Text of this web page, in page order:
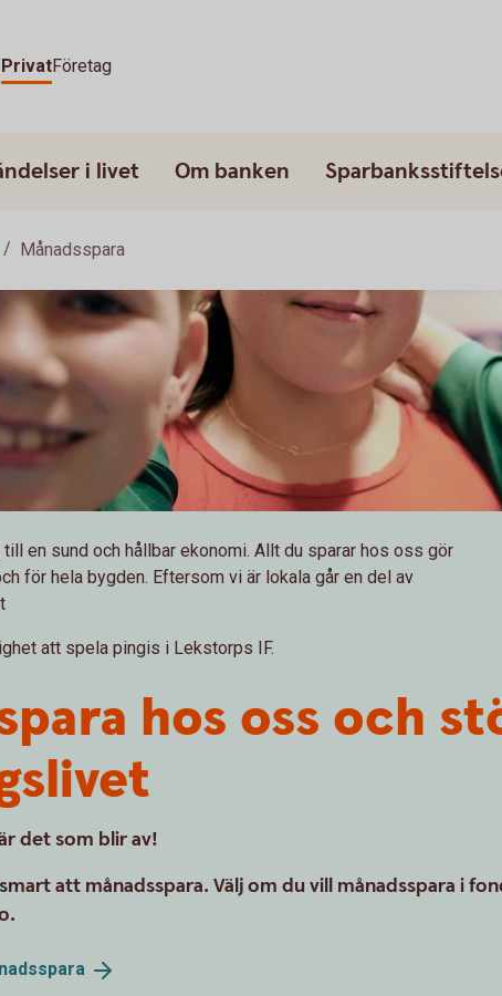
PrivatFöretag
i livet Om banken
Månadsspara
hos oss och
det som blir av!
att månadsspara. Välj om du vill månadsspara i
en sund och hållbar ekonomi. Allt du sparar hos oss gör
för hela bygden. Eftersom vi är lokala går en del av
att spela pingis i Lekstorps IF.